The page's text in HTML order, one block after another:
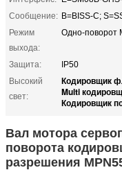
Сообщение: B=BISS-C;
Режим
выхода:
Одно-поворот
Защита:
IP50
Высокий
свет:
Кодировщик
Multi
Кодировщик
Вал мотора
поворота
разрешения